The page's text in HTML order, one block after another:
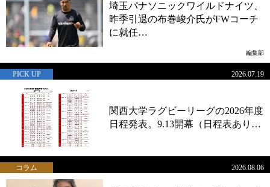
埼玉パナソニックワイルドナイツ、
昨季引退の布巻峻介氏がFWコーチ
に就任…
編集部
関西大学ラグビーリーグの2026年度
日程発表。9.13開幕（日程表あり…
PICK UP 2026.07.19
コラム 2026.08.06